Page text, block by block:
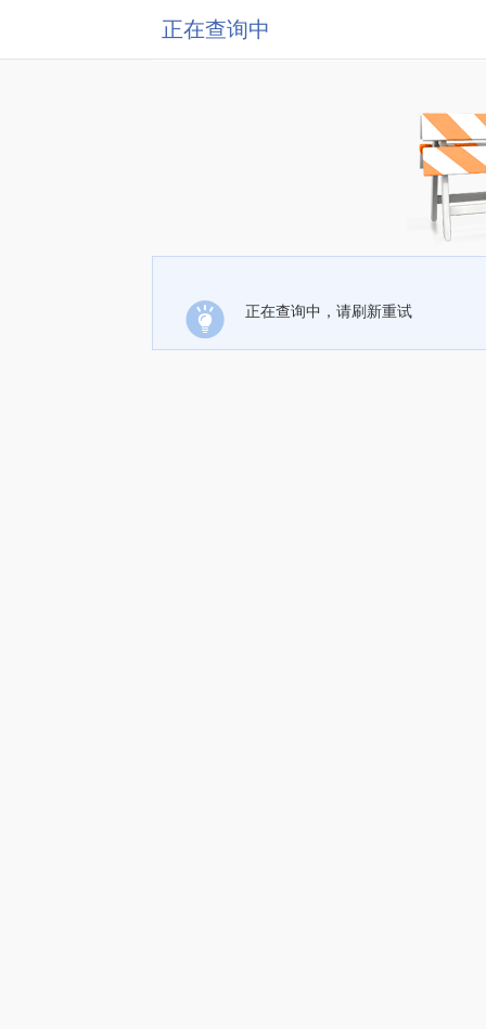
正在查询中
正在查询中，请刷新重试